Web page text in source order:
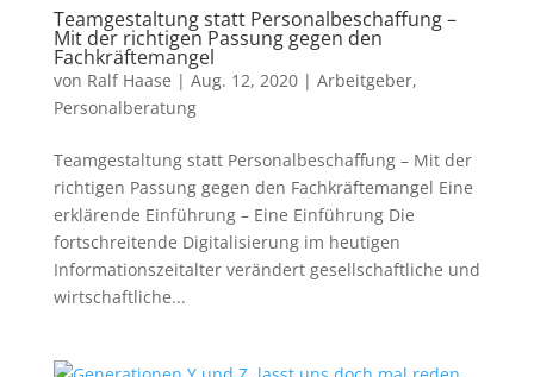
Teamgestaltung statt Personalbeschaffung –
Mit der richtigen Passung gegen den
Fachkräftemangel
von Ralf Haase | Aug. 12, 2020| Arbeitgeber,
Personalberatung
Teamgestaltung statt Personalbeschaffung – Mit der
richtigen Passung gegen den Fachkräftemangel Eine
erklärende Einführung – Eine Einführung Die
fortschreitende Digitalisierung im heutigen
Informationszeitalter verändert gesellschaftliche und
wirtschaftliche...